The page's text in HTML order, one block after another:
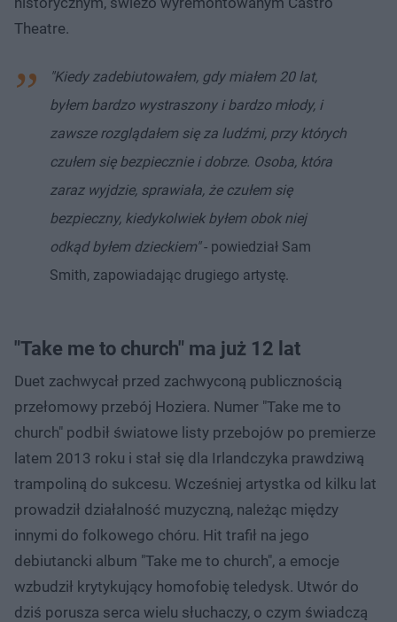
Theatre.
"Kiedy zadebiutowałem, gdy miałem 20 lat,
byłem bardzo wystraszony i bardzo młody, i
zawsze rozglądałem się za ludźmi, przy których
czułem się bezpiecznie i dobrze. Osoba, która
zaraz wyjdzie, sprawiała, że czułem się
bezpieczny, kiedykolwiek byłem obok niej
odkąd byłem dzieckiem"- powiedział Sam
Smith, zapowiadając drugiego artystę.
"Take me to church" ma już 12 lat
Duet zachwycał przed zachwyconą publicznością
przełomowy przebój Hoziera. Numer "Take me to
church" podbił światowe listy przebojów po premierze
latem 2013 roku i stał się dla Irlandczyka prawdziwą
trampoliną do sukcesu. Wcześniej artystka od kilku lat
prowadził działalność muzyczną, należąc między
innymi do folkowego chóru. Hit trafił na jego
debiutancki album "Take me to church", a emocje
wzbudził krytykujący homofobię teledysk. Utwór do
dziś porusza serca wielu słuchaczy, o czym świadczą